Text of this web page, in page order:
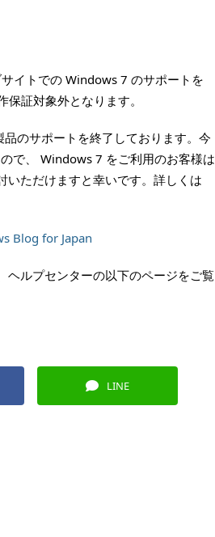
イトでの Windows 7 のサポートを
証対象外となります。
のサポートを終了しております。今
で、 Windows 7 をご利用のお客様は
いただけますと幸いです。詳しくは
Blog for Japan
ヘルプセンターの以下のページをご覧
LINE